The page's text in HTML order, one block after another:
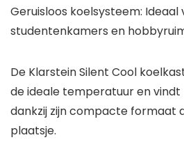
Geruisloos koelsysteem:
studentenkamers en
De KlarsteinSilent Cool
de ideale temperatuur en vindt
dankzij zijn compacte formaat
plaatsje.